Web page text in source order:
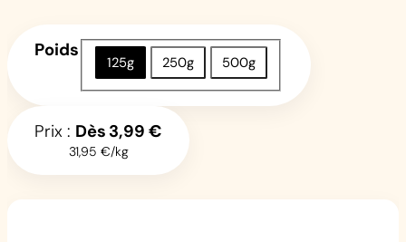
Poids
125g 250g 500g
Prix : Dès 3,99 €
31,95 €/kg